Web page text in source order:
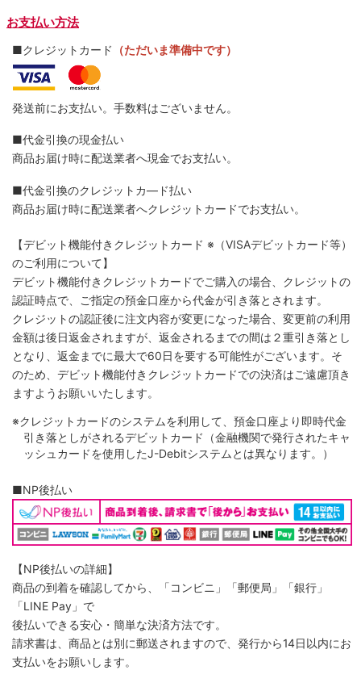
お支払い方法
■クレジットカード （ただいま準備中です）
発送前にお支払い。手数料はございません。
■代金引換の現金払い
商品お届け時に配送業者へ現金でお支払い。
■代金引換のクレジットカ―ド払い
商品お届け時に配送業者へクレジットカードでお支払い。
【デビット機能付きクレジットカード ※（VISAデビットカード等）
のご利用について】
デビット機能付きクレジットカードでご購入の場合、クレジットの
認証時点で、ご指定の預金口座から代金が引き落とされます。
クレジットの認証後に注文内容が変更になった場合、変更前の利用
金額は後日返金されますが、返金されるまでの間は２重引き落とし
となり、返金までに最大で60日を要する可能性がございます。そ
のため、デビット機能付きクレジットカードでの決済はご遠慮頂き
ますようお願いいたします。
※クレジットカードのシステムを利用して、預金口座より即時代金
引き落としがされるデビットカード（金融機関で発行されたキャ
ッシュカードを使用したJ-Debitシステムとは異なります。）
■NP後払い
【NP後払いの詳細】
商品の到着を確認してから、「コンビニ」「郵便局」「銀行」
「LINE Pay」で
後払いできる安心・簡単な決済方法です。
請求書は、商品とは別に郵送されますので、発行から14日以内にお
支払いをお願いします。